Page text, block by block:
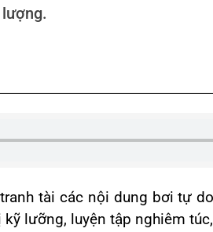
tài các nội dung bơi tự
lưỡng, luyện tập nghiêm